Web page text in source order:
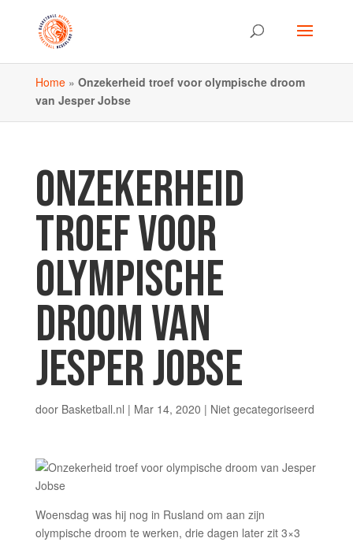
Home» Onzekerheid troef voor olympische droom
van Jesper Jobse
ONZEKERHEID
TROEF VOOR
OLYMPISCHE
DROOM VAN
JESPER JOBSE
door Basketball.nl | Mar 14, 2020 | Niet gecategoriseerd
Woensdag was hij nog in Rusland om aan zijn
olympische droom te werken, drie dagen later zit 3×3